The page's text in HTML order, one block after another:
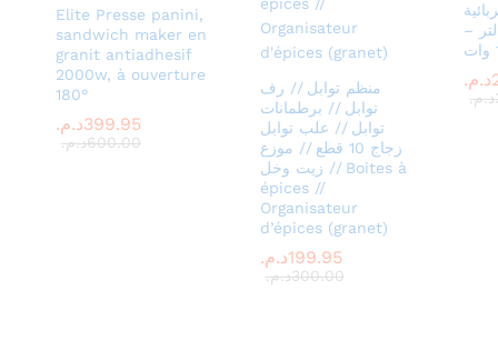
Elite Presse panini,
sandwich maker en
granit antiadhesif
2000w, à ouverture
180°
399.95د.م.
600.00د.م.
399.95د.م.
600.00د.م.
منظم توابل // رف
توابل // برطمانات
توابل // علب توابل
زجاج 10 قطع // موزع
زيت وخل // Boites à
épices //
Organisateur
d’épices (granet)
199.95د.م.
300.00د.م.
199.95د.م.
300.00د.م.
استانلس ستيل 2 لتر –
د.م.
د.م.
د.م.
د.م.